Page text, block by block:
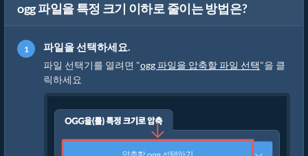
ogg 파일을 특정 크기 이하로 줄이는 방법은?
파일을 선택하세요.
파일 선택기를 열려면 "ogg 파일을 압축할 파일 선택"을 클
릭하세요